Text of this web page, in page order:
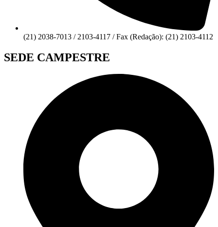
(21) 2038-7013 / 2103-4117 / Fax (Redação): (21) 2103-4112
SEDE CAMPESTRE